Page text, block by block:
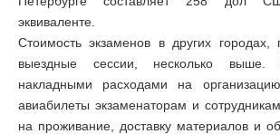
эквиваленте.
Стоимость экзаменов в других
выездные сессии, несколько
накладными расходами на
авиабилеты экзаменаторам и
на проживание, доставку материалов и